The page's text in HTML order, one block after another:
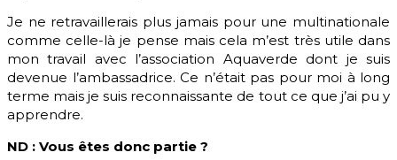
Je ne retravaillerais plus jamais pour une multinationale
comme celle-là je pense mais cela m’est très utile dans
mon travail avec l’association Aquaverde dont je suis
devenue l’ambassadrice. Ce n’était pas pour moi à long
terme mais je suis reconnaissante de tout ce que j’ai pu y
apprendre.
ND : Vous êtes donc partie ?